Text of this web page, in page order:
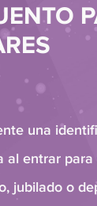
una
al entrar
jubilado o